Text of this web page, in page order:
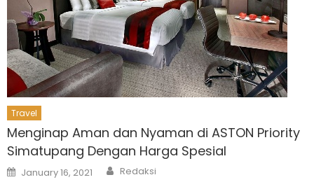
Travel
Menginap Aman dan Nyaman di ASTON Priority
Simatupang Dengan Harga Spesial
Posted
on
January 16, 2021 Author
Redaksi